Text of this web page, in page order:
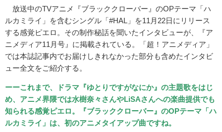
放送中のTVアニメ『ブラッククローバー』のOPテーマ「ハ
ルカミライ」を含むシングル「#HAL」を11月22日にリリース
する感覚ピエロ。その制作秘話を聞いたインタビューが、『ア
ニメディア11月号』に掲載されている。「超！アニメディア」
では本誌記事内でお届けしきれなかった部分も含めたインタビ
ュー全文をご紹介する。
ーーこれまで、ドラマ『ゆとりですがなにか』の主題歌をはじ
め、アニメ界隈では水樹奈々さんやLiSAさんへの楽曲提供でも
知られる感覚ピエロ。『ブラッククローバー』のOPテーマ「ハ
ルカミライ」は、初のアニメタイアップ曲ですね。